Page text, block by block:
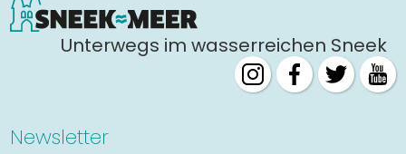
Unterwegs im wasserreichen Sneek
Newsletter